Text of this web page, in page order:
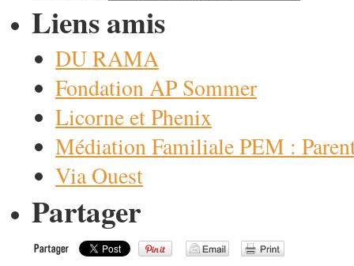
Liens amis
DU RAMA
Fondation AP Sommer
Licorne et Phenix
Médiation Familiale PEM :
Via Ouest
Partager